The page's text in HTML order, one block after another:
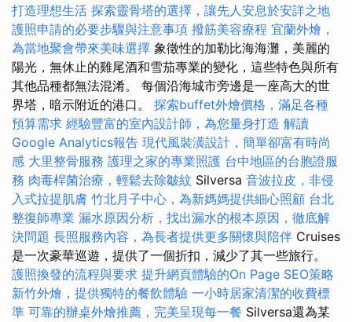
打造理想生活 探索靈骨塔的選擇，讓先人安息於安詳之地
護照申請的必要步驟與注意事項 撥筋美容療程 宜蘭外燴，
為當地聚會帶來美味選擇 象徵性的加勒比海海灘，美麗的
陽光，無休止的雞尾酒和雪茄專業的變化，這些特色與所有
其他品種都無法混淆。 每個沿海城市旁邊是一座高大的世
界塔，暗示附近的港口。 探索buffet外燴價格，滿足各種
預算需求 經驗豐富的室內設計師，為您量身打造 解讀
Google Analytics報告 現代風裝潢設計，簡單卻富有時尚
感 大里整骨服務 護理之家的專業照護 台中地區的台胞證服
務 肉毒桿菌治療，輕鬆去除皺紋 Silversa 音波拉皮，非侵
入式拉提肌膚 竹北月子中心，為新媽媽提供細心照顧 台北
整復師專業 漏水原因分析，找出漏水的根本原因，徹底解
決問題 長照服務內容，為長者提供更多關懷與陪伴 Cruises
是一次豪華巡遊，提供了一個折扣，減少了其一些旅行。
護照換發的流程與要求 提升網頁體驗的On Page SEO策略
新竹外燴，提供獨特的餐飲體驗 一小時居家清潔的收費標
準 可靠的辦桌外燴推薦，完美呈現每一餐 Silversa還為某